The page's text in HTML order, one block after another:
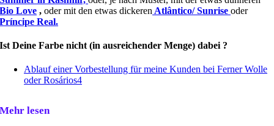
Bio Love ,oder mit den etwas dickeren Atlântico/ Sunriseoder
Príncipe Real.
Ist Deine Farbe nicht (in ausreichender Menge) dabei ?
Ablauf einer Vorbestellung für meine Kunden bei Ferner Wolle
oder Rosários4
Mehr lesen